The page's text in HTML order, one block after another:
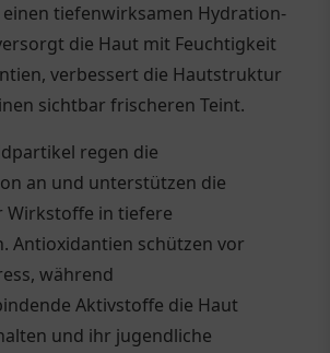
tiefenwirksamen Hydration-
die Haut mit Feuchtigkeit
verbessert die Hautstruktur
sichtbar frischeren Teint.
regen die
an und unterstützen die
Wirkstoffe in tiefere
Antioxidantien schützen vor
während
Aktivstoffe die Haut
und ihr jugendliche